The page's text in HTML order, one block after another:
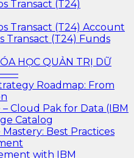
Transact (T24)
Transact (T24) Account
Transact (T24) Funds
QUẢN TRỊ DỮ
Roadmap: From
Cloud Pak for Data (IBM
Catalog
Best Practices
with IBM